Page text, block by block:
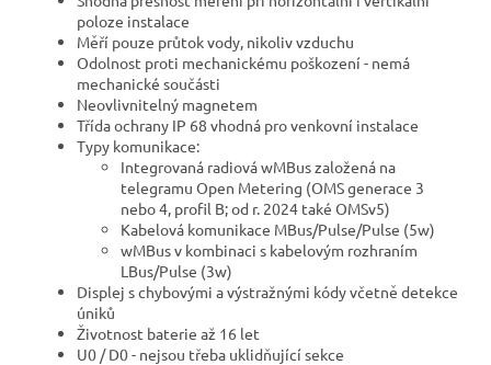
poloze instalace
Měří pouze průtok vody, nikoliv vzduchu
Odolnost proti mechanickému poškození - nemá
mechanické součásti
Neovlivnitelný magnetem
Třída ochrany IP 68 vhodná pro venkovní instalace
Typy komunikace:
Integrovaná radiová wMBus založená na
telegramu Open Metering (OMS generace 3
nebo 4, profil B; od r. 2024 také OMSv5)
Kabelová komunikace MBus/Pulse/Pulse (5w)
wMBus v kombinaci s kabelovým rozhraním
LBus/Pulse (3w)
Displej s chybovými a výstražnými kódy včetně detekce
úniků
Životnost baterie až 16 let
U0 / D0 - nejsou třeba uklidňující sekce